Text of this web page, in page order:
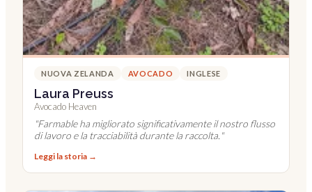
NUOVA ZELANDA AVOCADO INGLESE
Laura Preuss
Avocado Heaven
"Farmable ha migliorato significativamente il nostro flusso
di lavoro e la tracciabilità durante la raccolta. "
Leggi la storia →